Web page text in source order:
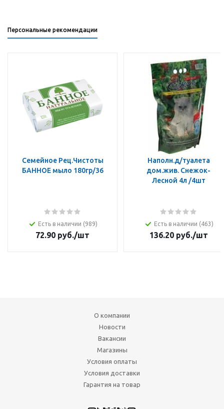
Персональные рекомендации
Семейное Рец.Чистоты
БАННОЕ мыло 180гр/36
Есть в наличии (989)
72.90 руб./шт
Наполн.д/туалета
дом.жив. Снежок-
Лесной 4л /4шт
Есть в наличии (463)
136.20руб./шт
О компании
Новости
Вакансии
Магазины
Условия оплаты
Условия доставки
Гарантия на товар